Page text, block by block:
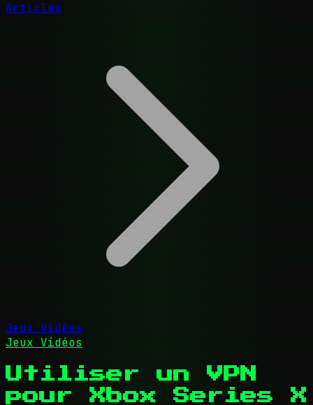
Articles
Jeux Vidéos
Jeux Vidéos
Utiliser un VPN
pour Xbox Series X